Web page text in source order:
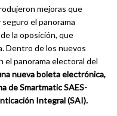
mejoras que
el panorama
la oposición, que
Dentro de los nuevos
el panorama electoral del
nueva boleta electrónica,
de Smartmatic SAES-
Integral (SAI).